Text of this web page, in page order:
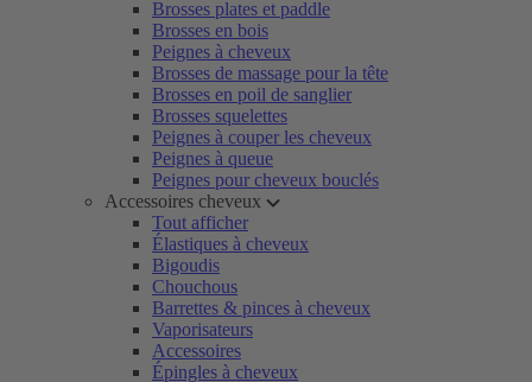
Brosses plates et paddle
Brosses en bois
Peignes à cheveux
Brosses de massage pour la tête
Brosses en poil de sanglier
Brosses squelettes
Peignes à couper les cheveux
Peignes à queue
Peignes pour cheveux bouclés
Accessoires cheveux
Tout afficher
Élastiques à cheveux
Bigoudis
Chouchous
Barrettes & pinces à cheveux
Vaporisateurs
Accessoires
Épingles à cheveux